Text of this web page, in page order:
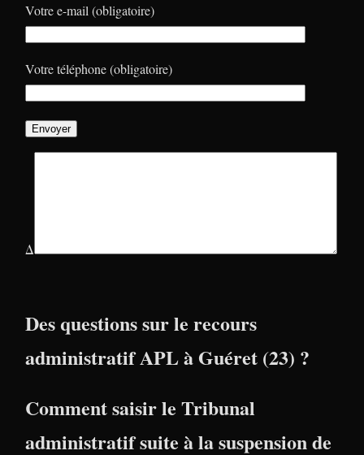
Votre e-mail (obligatoire)
Votre téléphone (obligatoire)
Δ
Des questions sur le recours
administratif APL à Guéret (23) ?
Comment saisir le Tribunal
administratif suite à la suspension de